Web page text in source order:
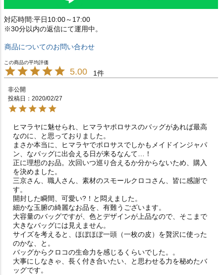
対応時間:平日10:00～17:00
※30分以内の返信にて運用中。
商品についてのお問い合わせ
5.00 1
非公開
投稿日
2020/02/27
ヒマラヤに魅せられ、ヒマラヤポロサスのバッグがあれば最高
なのに、と思っておりました。
まさか本当に、ヒマラヤでポロサスでしかもメイドインジャパ
ン、なバッグに出会える日が来るなんて…！
正に理想のお品。次回いつ巡り合えるか分からないため、購入
を決めました。
三京さん、職人さん、素材のスモールクロコさん、皆に感謝で
す。
開封した瞬間、可愛い?！と悶えました。
細かな玉腑の綺麗なお品を、有難うございます。
大容量のバッグですが、色とデザインが上品なので、そこまで
大きなバッグには見えません。
サイズを考えると、ほぼほぼ一頭（一枚の皮）を贅沢に使った
のかな、と。
バッグからクロコの生命力を感じるくらいでした。。
大事にしなきゃ、長く付き合いたい、と思わせる力を秘めたバ
ッグです。